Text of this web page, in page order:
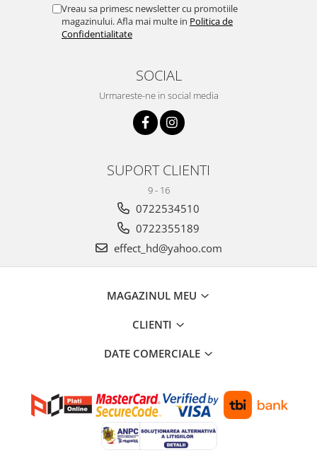
Vreau sa primesc newsletter cu promotiile
magazinului. Afla mai multe in Politica de
Confidentialitate
SOCIAL
Urmareste-ne in social media
SUPORT CLIENTI
9 - 16
0722534510
0722355189
effect_hd@yahoo.com
MAGAZINUL MEU
CLIENTI
DATE COMERCIALE